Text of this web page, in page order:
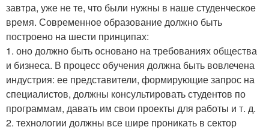
завтра, уже не те, что были нужны в наше студенческое
время. Современное образование должно быть
построено на шести принципах:
1. оно должно быть основано на требованиях общества
и бизнеса. В процесс обучения должна быть вовлечена
индустрия: ее представители, формирующие запрос на
специалистов, должны консультировать студентов по
программам, давать им свои проекты для работы и т. д.
2. технологии должны все шире проникать в сектор